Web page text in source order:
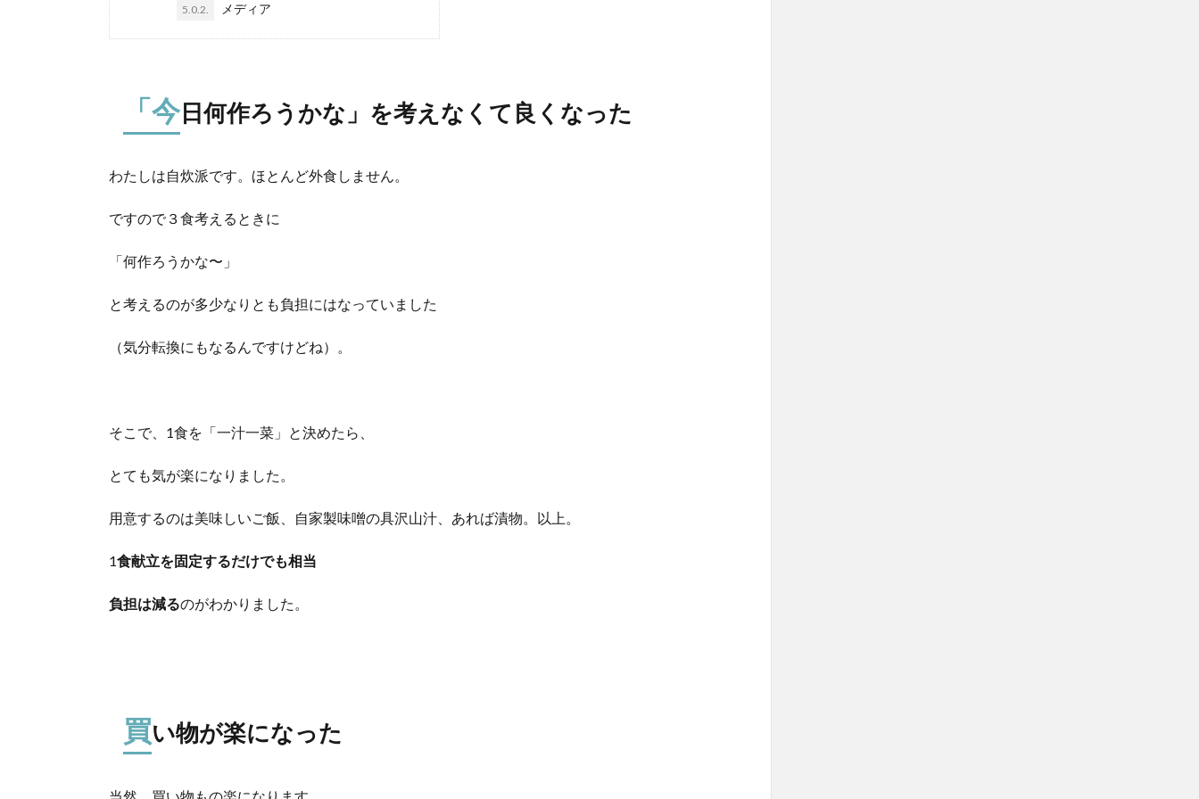
5.0.2. メディア
「今日何作ろうかな」を考えなくて良くなった
わたしは自炊派です。ほとんど外食しません。
ですので３食考えるときに
「何作ろうかな〜」
と考えるのが多少なりとも負担にはなっていました
（気分転換にもなるんですけどね）。
そこで、1食を「一汁一菜」と決めたら、
とても気が楽になりました。
用意するのは美味しいご飯、自家製味噌の具沢山汁、あれば漬物。以上。
1食献立を固定するだけでも相当
負担は減るのがわかりました。
買い物が楽になった
当然、買い物もの楽になります。